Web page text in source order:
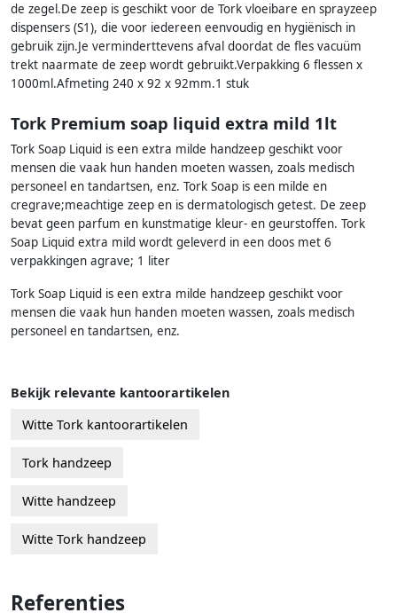
de zegel.De zeep is geschikt voor de Tork vloeibare en sprayzeep
dispensers (S1), die voor iedereen eenvoudig en hygiënisch in
gebruik zijn.Je verminderttevens afval doordat de fles vacuüm
trekt naarmate de zeep wordt gebruikt.Verpakking 6 flessen x
1000ml.Afmeting 240 x 92 x 92mm.1 stuk
Tork Premium soap liquid extra mild 1lt
Tork Soap Liquid is een extra milde handzeep geschikt voor
mensen die vaak hun handen moeten wassen, zoals medisch
personeel en tandartsen, enz. Tork Soap is een milde en
cregrave;meachtige zeep en is dermatologisch getest. De zeep
bevat geen parfum en kunstmatige kleur- en geurstoffen. Tork
Soap Liquid extra mild wordt geleverd in een doos met 6
verpakkingen agrave; 1 liter
Tork Soap Liquid is een extra milde handzeep geschikt voor
mensen die vaak hun handen moeten wassen, zoals medisch
personeel en tandartsen, enz.
Bekijk relevante kantoorartikelen
Witte Tork kantoorartikelen
Tork handzeep
Witte handzeep
Witte Tork handzeep
Referenties